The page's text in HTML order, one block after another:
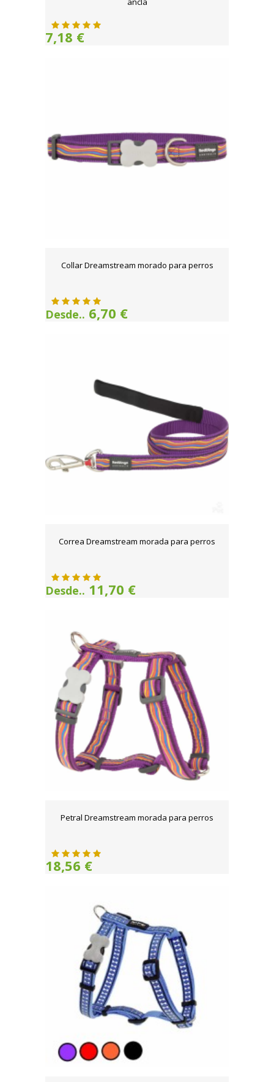
7,18 €
Collar Dreamstream morado para perros
Desde.. 6,70 €
Correa Dreamstream morada para perros
Desde.. 11,70 €
Petral Dreamstream morada para perros
18,56 €